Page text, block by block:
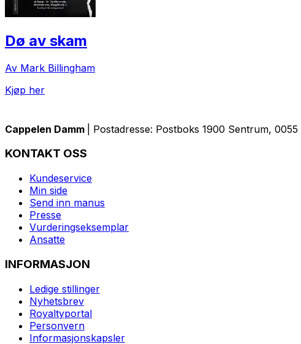
Dø av skam
Av Mark Billingham
Kjøp her
Cappelen Damm | Postadresse: Postboks 1900 Sentrum,
KONTAKT OSS
Kundeservice
Min side
Send inn manus
Presse
Vurderingseksemplar
Ansatte
INFORMASJON
Ledige stillinger
Nyhetsbrev
Royaltyportal
Personvern
Informasjonskapsler